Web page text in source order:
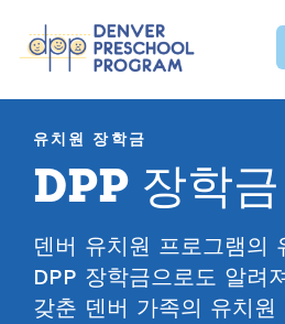
유치원 장학금
DPP 장학금
덴버 유치원 프로그램의
DPP 장학금으로도 알려
갖춘 덴버 가족의 유치원